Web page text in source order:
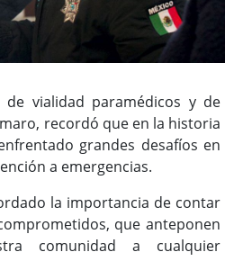
de vialidad paramédicos y de
recordó que en la historia
grandes desafíos en
a emergencias.
la importancia de contar
que anteponen
comunidad a cualquier